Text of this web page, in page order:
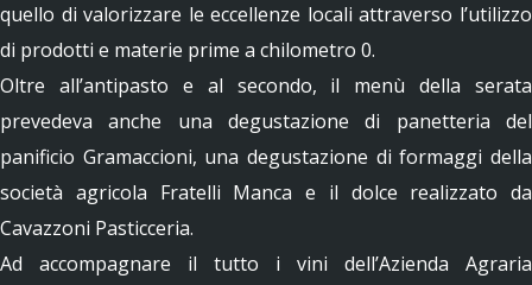
quello di valorizzare le eccellenze locali attraverso l’utilizzo
di prodotti e materie prime a chilometro 0.
Oltre all’antipasto e al secondo, il menù della serata
prevedeva anche una degustazione di panetteria del
panificio Gramaccioni, una degustazione di formaggi della
società agricola Fratelli Manca e il dolce realizzato da
Cavazzoni Pasticceria.
Ad accompagnare il tutto i vini dell’Azienda Agraria